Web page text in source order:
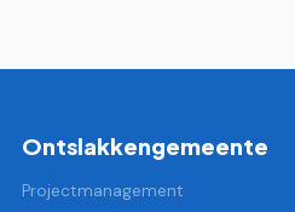
Ontslakkengemeente
Projectmanagement